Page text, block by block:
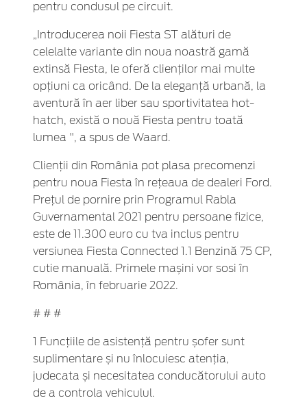
pentru condusul pe circuit.
„Introducerea noii Fiesta ST alături de
celelalte variante din noua noastră gamă
extinsă Fiesta, le oferă clienților mai multe
opțiuni ca oricând. De la eleganță urbană, la
aventură în aer liber sau sportivitatea hot-
hatch, există o nouă Fiesta pentru toată
lumea ", a spus de Waard.
Clienții din România pot plasa precomenzi
pentru noua Fiesta în rețeaua de dealeri Ford.
Prețul de pornire prin Programul Rabla
Guvernamental 2021 pentru persoane fizice,
este de 11.300 euro cu tva inclus pentru
versiunea Fiesta Connected 1.1 Benzină 75 CP,
cutie manuală. Primele mașini vor sosi în
România, în februarie 2022.
# # #
1 Funcțiile de asistență pentru șofer sunt
suplimentare și nu înlocuiesc atenția,
judecata și necesitatea conducătorului auto
de a controla vehiculul.